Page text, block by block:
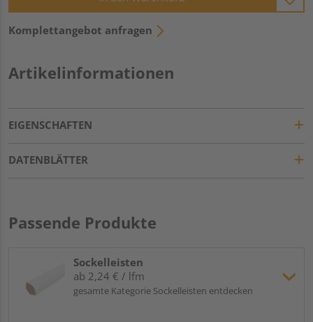
Komplettangebot anfragen
Artikelinformationen
EIGENSCHAFTEN
DATENBLÄTTER
Passende Produkte
Sockelleisten
ab 2,24 € / lfm
gesamte Kategorie Sockelleisten entdecken